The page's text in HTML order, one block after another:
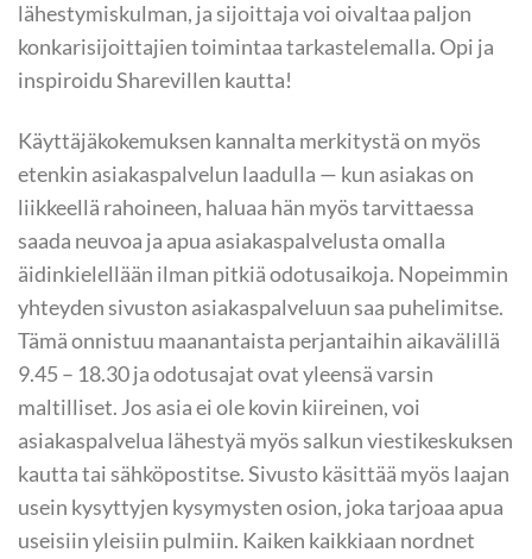
lähestymiskulman, ja sijoittaja voi oivaltaa paljon
konkarisijoittajien toimintaa tarkastelemalla. Opi ja
inspiroidu Sharevillen kautta!
Käyttäjäkokemuksen kannalta merkitystä on myös
etenkin asiakaspalvelun laadulla — kun asiakas on
liikkeellä rahoineen, haluaa hän myös tarvittaessa
saada neuvoa ja apua asiakaspalvelusta omalla
äidinkielellään ilman pitkiä odotusaikoja. Nopeimmin
yhteyden sivuston asiakaspalveluun saa puhelimitse.
Tämä onnistuu maanantaista perjantaihin aikavälillä
9.45 – 18.30 ja odotusajat ovat yleensä varsin
maltilliset. Jos asia ei ole kovin kiireinen, voi
asiakaspalvelua lähestyä myös salkun viestikeskuksen
kautta tai sähköpostitse. Sivusto käsittää myös laajan
usein kysyttyjen kysymysten osion, joka tarjoaa apua
useisiin yleisiin pulmiin. Kaiken kaikkiaan nordnet